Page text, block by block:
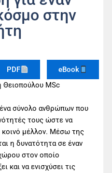
στην
PDF
eBook
MSc
σύνολο ανθρώπων που
τους ώστε να
μέλλον. Μέσω της
η δυνατότητα σε έναν
στον οποίο
και να ενισχύσει τις